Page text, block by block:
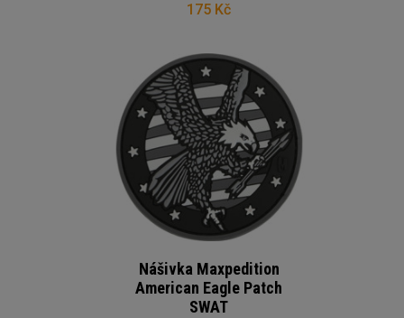
175 Kč
Nášivka Maxpedition
American Eagle Patch
SWAT